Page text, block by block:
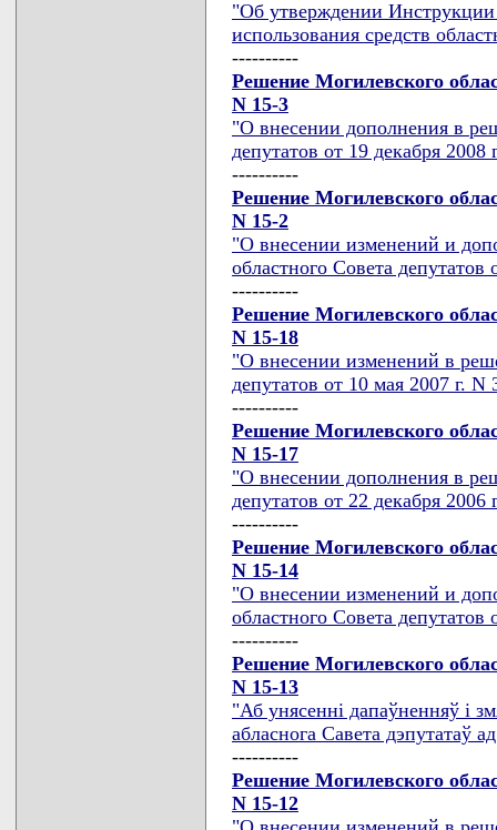
"Об утверждении
использования средств
----------
Решение Могилевского
N 15-3
"О внесении дополнения в
депутатов от 19 декабря 2008
----------
Решение Могилевского
N 15-2
"О внесении изменений и
областного Совета
----------
Решение Могилевского
N 15-18
"О внесении изменений в
депутатов от 10 мая 2007 г. N
----------
Решение Могилевского
N 15-17
"О внесении дополнения в
депутатов от 22 декабря 2006
----------
Решение Могилевского
N 15-14
"О внесении изменений и
областного Совета
----------
Решение Могилевского
N 15-13
"Аб унясеннi дапаўненняў i
абласнога Савета дэпутатаў
----------
Решение Могилевского
N 15-12